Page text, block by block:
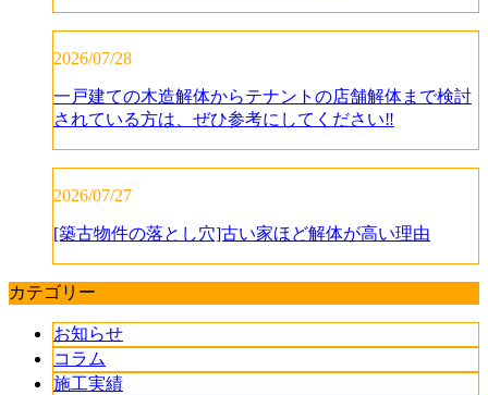
2026/07/28
一戸建ての木造解体からテナントの店舗解体まで検討
されている方は、ぜひ参考にしてください‼️
2026/07/27
[築古物件の落とし穴]古い家ほど解体が高い理由
カテゴリー
お知らせ
コラム
施工実績